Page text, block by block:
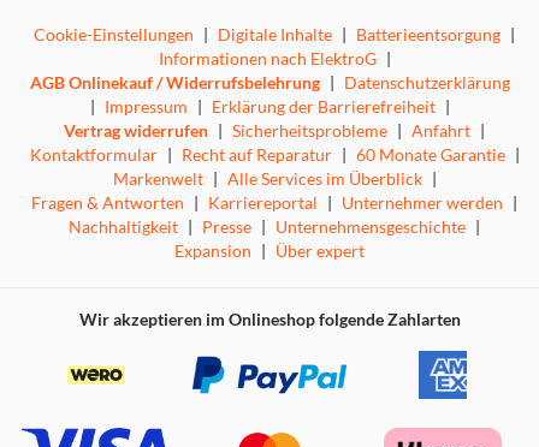
Cookie-Einstellungen | Digitale Inhalte | Batterieentsorgung |
Informationen nach ElektroG |
AGB Onlinekauf / Widerrufsbelehrung | Datenschutzerklärung
| Impressum | Erklärung der Barrierefreiheit |
Vertrag widerrufen | Sicherheitsprobleme | Anfahrt |
Kontaktformular | Recht auf Reparatur | 60 Monate Garantie |
Markenwelt | Alle Services im Überblick |
Fragen & Antworten | Karriereportal | Unternehmer werden |
Nachhaltigkeit | Presse | Unternehmensgeschichte |
Expansion | Über expert
Wir akzeptieren im Onlineshop folgende Zahlarten